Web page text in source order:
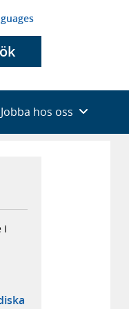
Jobba hos oss
i